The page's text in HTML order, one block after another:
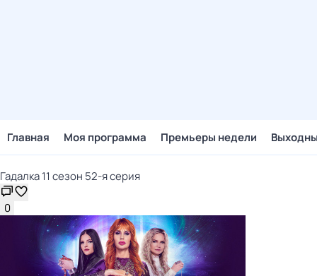
Главная Моя программа Премьеры недели
Гадaлкa 11 сезон 52-я серия
0